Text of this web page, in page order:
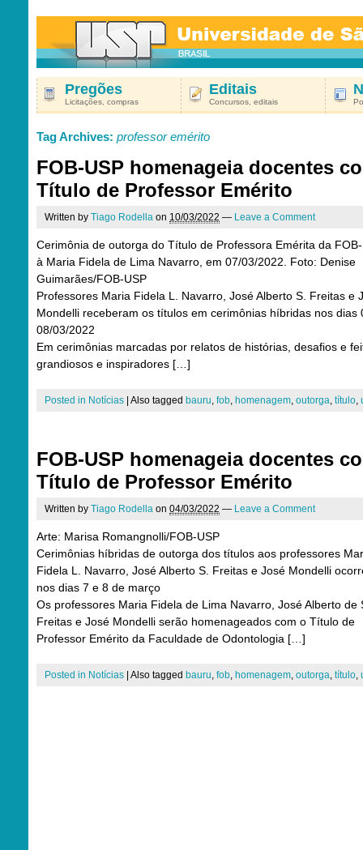
Pregões
Licitações, compras
Editais
Concursos, editais
Tag Archives: professor emérito
FOB-USP homenageia docentes
Título de Professor Emérito
Written by Tiago Rodella on 10/03/2022 — Leave a Comment
Cerimônia de outorga do Título de Professora Emérita da
à Maria Fidela de Lima Navarro, em 07/03/2022. Foto: Denise
Guimarães/FOB-USP
Professores Maria Fidela L. Navarro, José Alberto S. Freitas e
Mondelli receberam os títulos em cerimônias híbridas nos dias
08/03/2022
Em cerimônias marcadas por relatos de histórias, desafios e
grandiosos e inspiradores […]
Posted in Notícias Also tagged bauru, fob, homenagem, outorga, título,
FOB-USP homenageia docentes
Título de Professor Emérito
Written by Tiago Rodella on 04/03/2022 — Leave a Comment
Arte: Marisa Romangnolli/FOB-USP
Cerimônias híbridas de outorga dos títulos aos professores
Fidela L. Navarro, José Alberto S. Freitas e José Mondelli
nos dias 7 e 8 de março
Os professores Maria Fidela de Lima Navarro, José Alberto de
Freitas e José Mondelli serão homenageados com o Título de
Professor Emérito da Faculdade de Odontologia […]
Posted in Notícias Also tagged bauru, fob, homenagem, outorga, título,